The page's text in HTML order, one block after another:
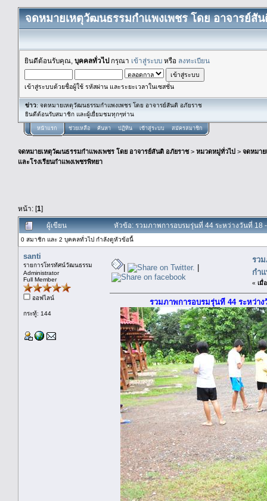
จดหมายเหตุวัฒนธรรมกำแพงเพชร โดย อาจารย์สั
ยินดีต้อนรับคุณ, บุคคลทั่วไปกรุณา เข้าสู่ระบบ หรือ ลงทะเบียน
เข้าสู่ระบบด้วยชื่อผู้ใช้ รหัสผ่าน และระยะเวลาในเซสชั่น
ข่าว: จดหมายเหตุวัฒนธรรมกำแพงเพชร โดย อาจารย์สันติ อภัยราช
ยินดีต้อนรับสมาชิก และผู้เยื่ยมชมทุกๆท่าน
หน้าแรก ช่วยเหลือ ค้นหา ปฏิทิน เข้าสู่ระบบ สมัครสมาชิก
จดหมายเหตุวัฒนธรรมกำแพงเพชร โดย อาจารย์สันติ อภัยราช> หมวดหมู่ทั่วไป > จดหมา
และโรงเรียนกำแพงเพชรพิทยา
หน้า: [1]
ผู้เขียน หัวข้อ: รวมภาพการอบรมรุ่นที่ 44 ระหว่างวันที่ 18
0 สมาชิก และ 2 บุคคลทั่วไป กำลังดูหัวข้อนี้
santi
รายการโทรทัศน์วัฒนธรรม
Administrator
Full Member
ออฟไลน์
กระทู้: 144
| |
รว
กำ
« เมื่
รวมภาพการอบรมรุ่นที่ 44 ระหว่าง